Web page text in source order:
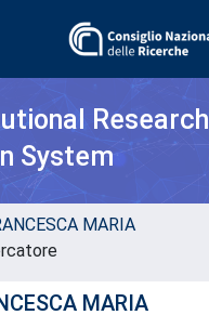
Research
System
MARIA
MARIA